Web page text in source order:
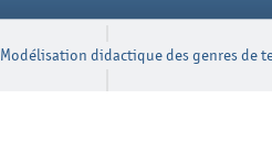
Modélisation didactique des genres de